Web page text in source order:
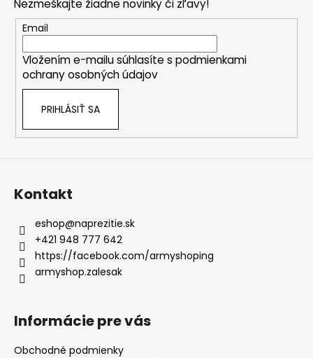
Nezmeškajte žiadne novinky či zľavy!
Email
Vložením e-mailu súhlasíte s podmienkami
ochrany osobných údajov
PRIHLÁSIŤ SA
Kontakt
eshop@naprezitie.sk
+421 948 777 642
https://facebook.com/armyshoping
armyshop.zalesak
Informácie pre vás
Obchodné podmienky